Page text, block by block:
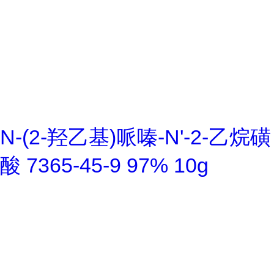
N-(2-羟乙基)哌嗪-N'-2-乙烷磺
酸 7365-45-9 97% 10g